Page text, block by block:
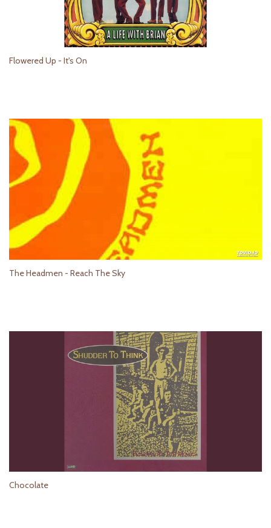
Flowered Up - It's On
The Headmen - Reach The Sky
Chocolate